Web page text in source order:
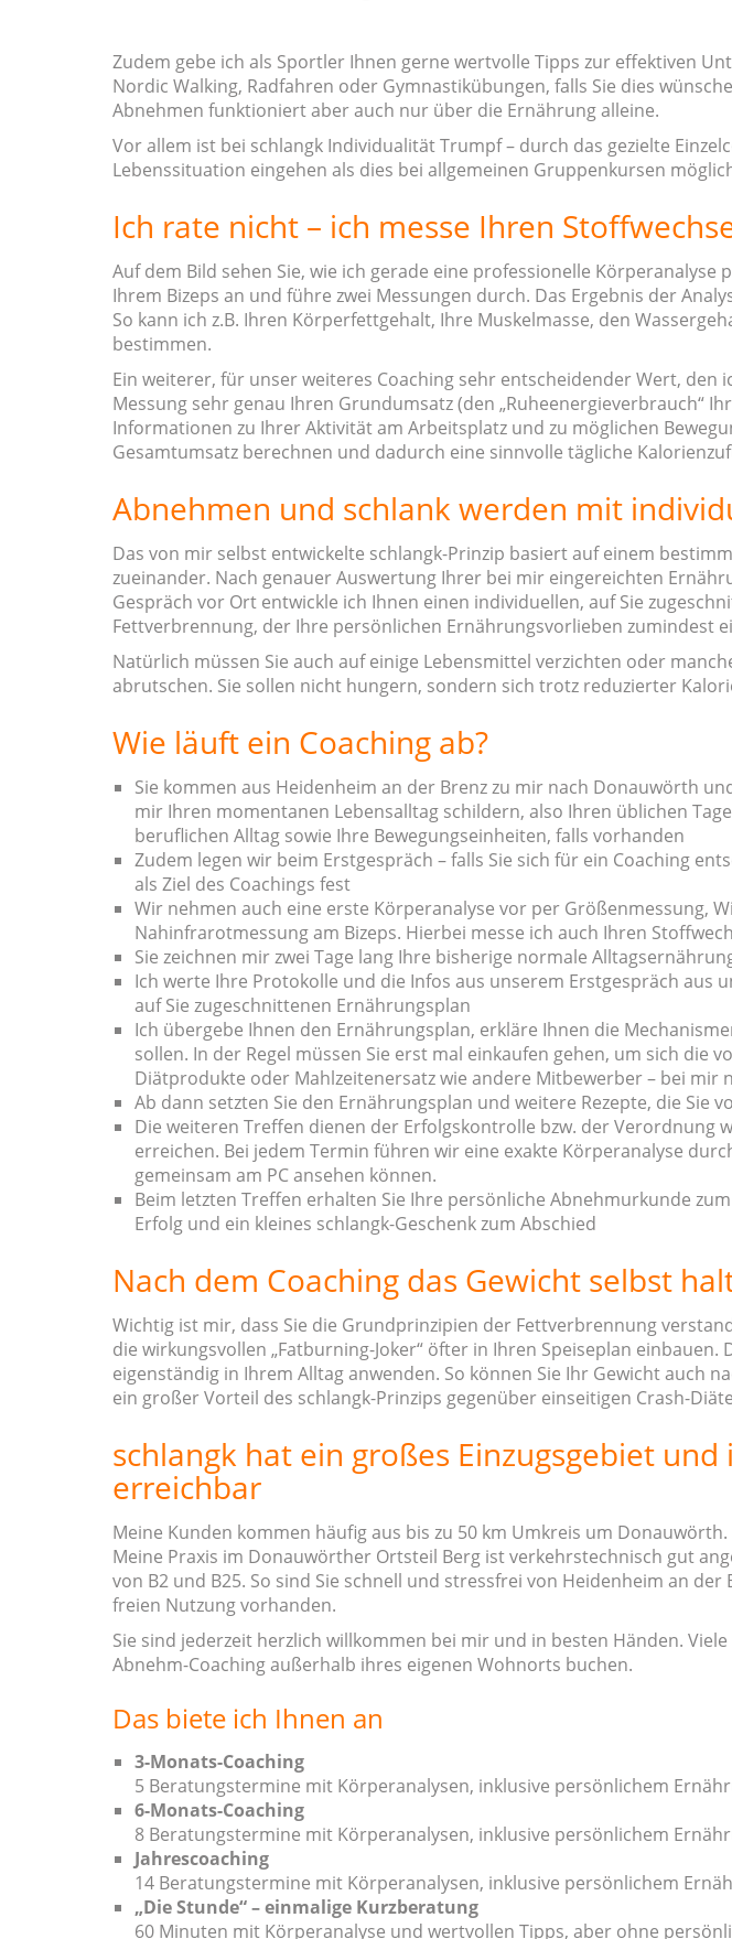
Zudem gebe ich als Sportler Ihnen gerne wertvolle Tipps zur effektiven
Nordic Walking, Radfahren oder Gymnastikübungen, falls Sie dies
Abnehmen funktioniert aber auch nur über die Ernährung alleine.
Vor allem ist bei schlangk Individualität Trumpf – durch das gezielte
Lebenssituation eingehen als dies bei allgemeinen Gruppenkursen
Ich rate nicht – ich messe Ihren
Auf dem Bild sehen Sie, wie ich gerade eine professionelle
Ihrem Bizeps an und führe zwei Messungen durch. Das Ergebnis der
So kann ich z.B. Ihren Körperfettgehalt, Ihre Muskelmasse, den
bestimmen.
Ein weiterer, für unser weiteres Coaching sehr entscheidender Wert,
Messung sehr genau Ihren Grundumsatz (den „Ruheenergieverbrauch“
Informationen zu Ihrer Aktivität am Arbeitsplatz und zu möglichen
Gesamtumsatz berechnen und dadurch eine sinnvolle tägliche
Abnehmen und schlank werden mit
Das von mir selbst entwickelte schlangk-Prinzip basiert auf einem
zueinander. Nach genauer Auswertung Ihrer bei mir eingereichten
Gespräch vor Ort entwickle ich Ihnen einen individuellen, auf Sie
Fettverbrennung, der Ihre persönlichen Ernährungsvorlieben zumindest
Natürlich müssen Sie auch auf einige Lebensmittel verzichten oder
abrutschen. Sie sollen nicht hungern, sondern sich trotz reduzierter
Wie läuft ein Coaching ab?
Sie kommen aus Heidenheim an der Brenz zu mir nach Donauwörth
mir Ihren momentanen Lebensalltag schildern, also Ihren üblichen
beruflichen Alltag sowie Ihre Bewegungseinheiten, falls vorhanden
Zudem legen wir beim Erstgespräch – falls Sie sich für ein Coaching
als Ziel des Coachings fest
Wir nehmen auch eine erste Körperanalyse vor per Größenmessung,
Nahinfrarotmessung am Bizeps. Hierbei messe ich auch Ihren
Sie zeichnen mir zwei Tage lang Ihre bisherige normale
Ich werte Ihre Protokolle und die Infos aus unserem Erstgespräch aus
auf Sie zugeschnittenen Ernährungsplan
Ich übergebe Ihnen den Ernährungsplan, erkläre Ihnen die
sollen. In der Regel müssen Sie erst mal einkaufen gehen, um sich die
Diätprodukte oder Mahlzeitenersatz wie andere Mitbewerber – bei
Ab dann setzten Sie den Ernährungsplan und weitere Rezepte, die
Die weiteren Treffen dienen der Erfolgskontrolle bzw. der Verordnung
erreichen. Bei jedem Termin führen wir eine exakte Körperanalyse
gemeinsam am PC ansehen können.
Beim letzten Treffen erhalten Sie Ihre persönliche Abnehmurkunde
Erfolg und ein kleines schlangk-Geschenk zum Abschied
Nach dem Coaching das Gewicht selbst
Wichtig ist mir, dass Sie die Grundprinzipien der Fettverbrennung
die wirkungsvollen „Fatburning-Joker“ öfter in Ihren Speiseplan
eigenständig in Ihrem Alltag anwenden. So können Sie Ihr Gewicht auch
ein großer Vorteil des schlangk-Prinzips gegenüber einseitigen Crash-
schlangk hat ein großes Einzugsgebiet
erreichbar
Meine Kunden kommen häufig aus bis zu 50 km Umkreis um
Meine Praxis im Donauwörther Ortsteil Berg ist verkehrstechnisch gut
von B2 und B25. So sind Sie schnell und stressfrei von Heidenheim an
freien Nutzung vorhanden.
Sie sind jederzeit herzlich willkommen bei mir und in besten Händen.
Abnehm-Coaching außerhalb ihres eigenen Wohnorts buchen.
Das biete ich Ihnen an
3-Monats-Coaching
5 Beratungstermine mit Körperanalysen, inklusive persönlichem
6-Monats-Coaching
8 Beratungstermine mit Körperanalysen, inklusive persönlichem
Jahrescoaching
14 Beratungstermine mit Körperanalysen, inklusive persönlichem
„Die Stunde“ – einmalige Kurzberatung
60 Minuten mit Körperanalyse und wertvollen Tipps, aber ohne